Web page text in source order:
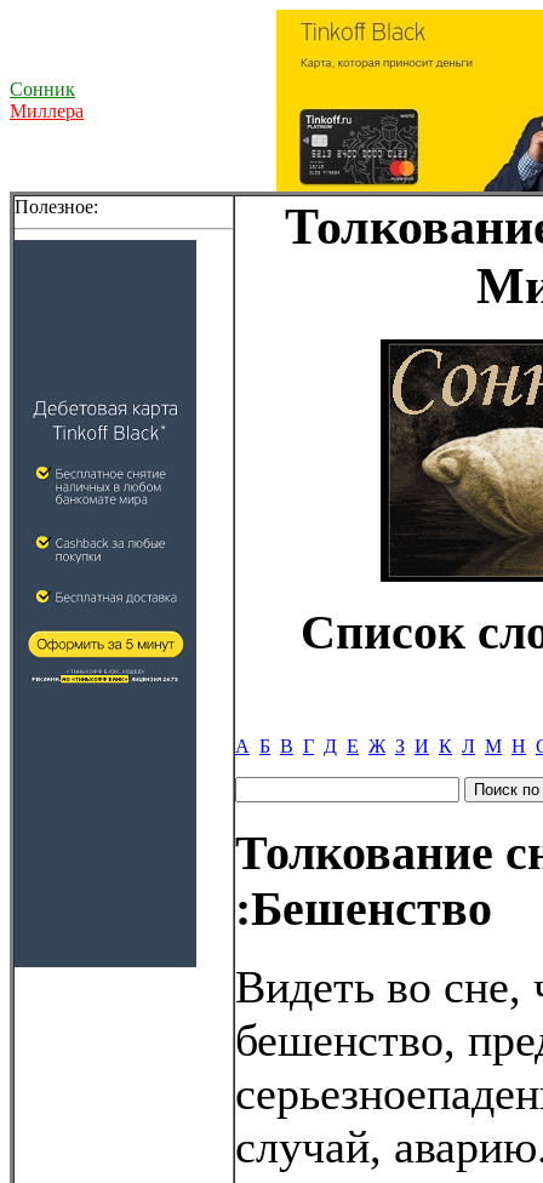
Сонник
Миллера
Полезное:
Список
А Б В Г Д Е Ж З И К Л М Н
Толкование
:Бешенство
Видеть во
бешенство,
случай,